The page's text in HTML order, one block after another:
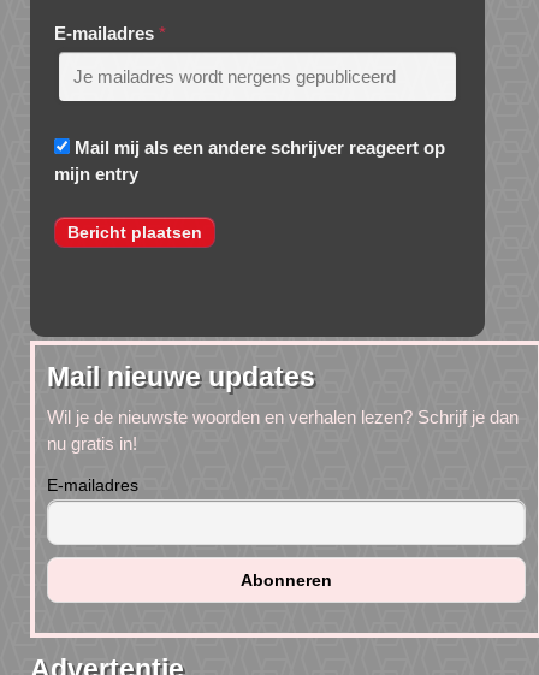
E-mailadres *
Mail mij als een andere schrijver reageert op
mijn entry
Mail nieuwe updates
Wil je de nieuwste woorden en verhalen lezen? Schrijf je dan
nu gratis in!
E-mailadres